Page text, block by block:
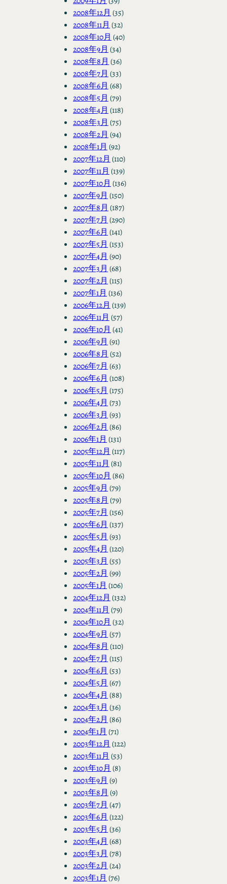
2008年12月 (35)
2008年11月 (32)
2008年10月 (40)
2008年9月 (34)
2008年8月 (36)
2008年7月 (33)
2008年6月 (68)
2008年5月 (79)
2008年4月 (118)
2008年3月 (75)
2008年2月 (94)
2008年1月 (92)
2007年12月 (110)
2007年11月 (139)
2007年10月 (136)
2007年9月 (150)
2007年8月 (187)
2007年7月 (290)
2007年6月 (141)
2007年5月 (153)
2007年4月 (90)
2007年3月 (68)
2007年2月 (115)
2007年1月 (136)
2006年12月 (139)
2006年11月 (57)
2006年10月 (41)
2006年9月 (91)
2006年8月 (52)
2006年7月 (63)
2006年6月 (108)
2006年5月 (175)
2006年4月 (73)
2006年3月 (93)
2006年2月 (86)
2006年1月 (131)
2005年12月 (117)
2005年11月 (81)
2005年10月 (86)
2005年9月 (79)
2005年8月 (79)
2005年7月 (156)
2005年6月 (137)
2005年5月 (93)
2005年4月 (120)
2005年3月 (55)
2005年2月 (99)
2005年1月 (106)
2004年12月 (132)
2004年11月 (79)
2004年10月 (32)
2004年9月 (57)
2004年8月 (110)
2004年7月 (115)
2004年6月 (53)
2004年5月 (67)
2004年4月 (88)
2004年3月 (36)
2004年2月 (86)
2004年1月 (71)
2003年12月 (122)
2003年11月 (53)
2003年10月 (8)
2003年9月 (9)
2003年8月 (9)
2003年7月 (47)
2003年6月 (122)
2003年5月 (36)
2003年4月 (68)
2003年3月 (78)
2003年2月 (24)
2003年1月 (76)